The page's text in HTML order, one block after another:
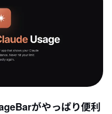
がやっぱり便利